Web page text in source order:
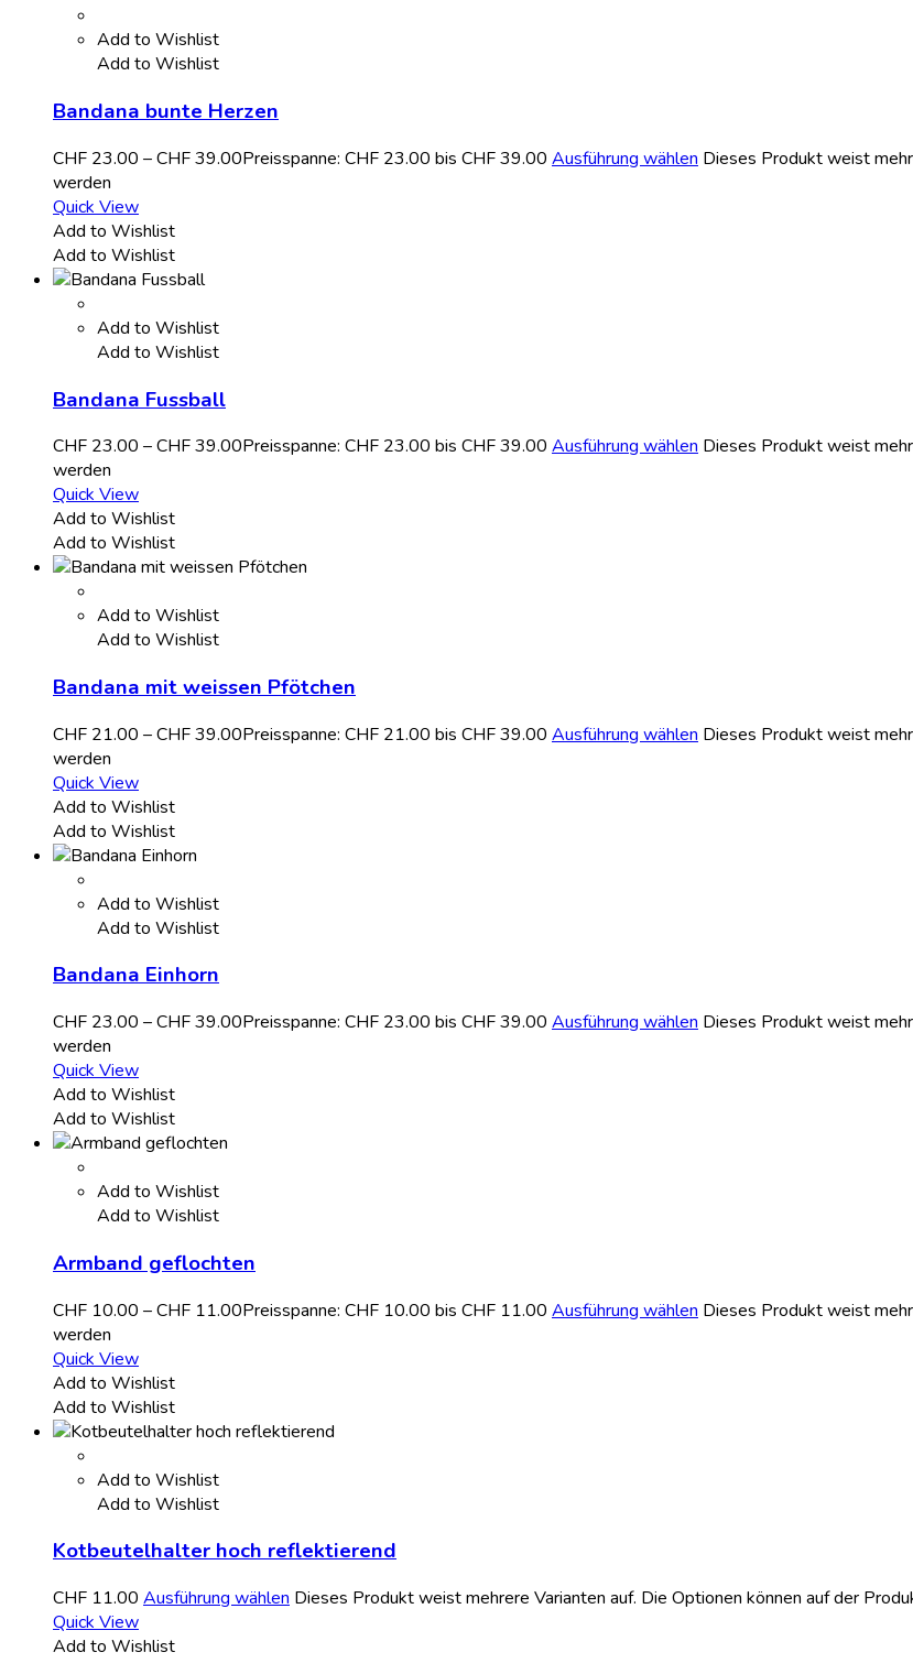
Add to Wishlist
Add to Wishlist
Bandana bunte Herzen
CHF 23.00 –CHF39.00Preisspanne: CHF 23.00 bis CHF 39.00 Ausführung wählen Dieses Produkt weist
werden
Quick View
Add to Wishlist
Add to Wishlist
Add to Wishlist
Add to Wishlist
Bandana Fussball
CHF 23.00 –CHF39.00Preisspanne: CHF 23.00 bis CHF 39.00 Ausführung wählen Dieses Produkt weist
werden
Quick View
Add to Wishlist
Add to Wishlist
Add to Wishlist
Add to Wishlist
Bandana mit weissen Pfötchen
CHF 21.00 –CHF39.00Preisspanne: CHF 21.00 bis CHF 39.00 Ausführung wählen Dieses Produkt weist
werden
Quick View
Add to Wishlist
Add to Wishlist
Add to Wishlist
Add to Wishlist
Bandana Einhorn
CHF 23.00 –CHF39.00Preisspanne: CHF 23.00 bis CHF 39.00 Ausführung wählen Dieses Produkt weist
werden
Quick View
Add to Wishlist
Add to Wishlist
Add to Wishlist
Add to Wishlist
Armband geflochten
CHF 10.00 –CHF 11.00Preisspanne: CHF 10.00 bis CHF 11.00 Ausführung wählen Dieses Produkt weist
werden
Quick View
Add to Wishlist
Add to Wishlist
Add to Wishlist
Add to Wishlist
Kotbeutelhalter hoch reflektierend
CHF 11.00 Ausführung wählen Dieses Produkt weist mehrere Varianten auf. Die Optionen können auf der
Quick View
Add to Wishlist